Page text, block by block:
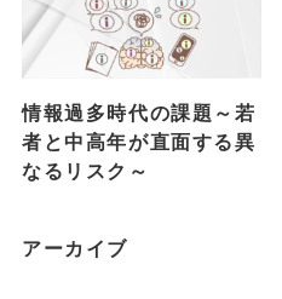
情報過多時代の課題～若
者と中高年が直面する異
なるリスク～
アーカイブ